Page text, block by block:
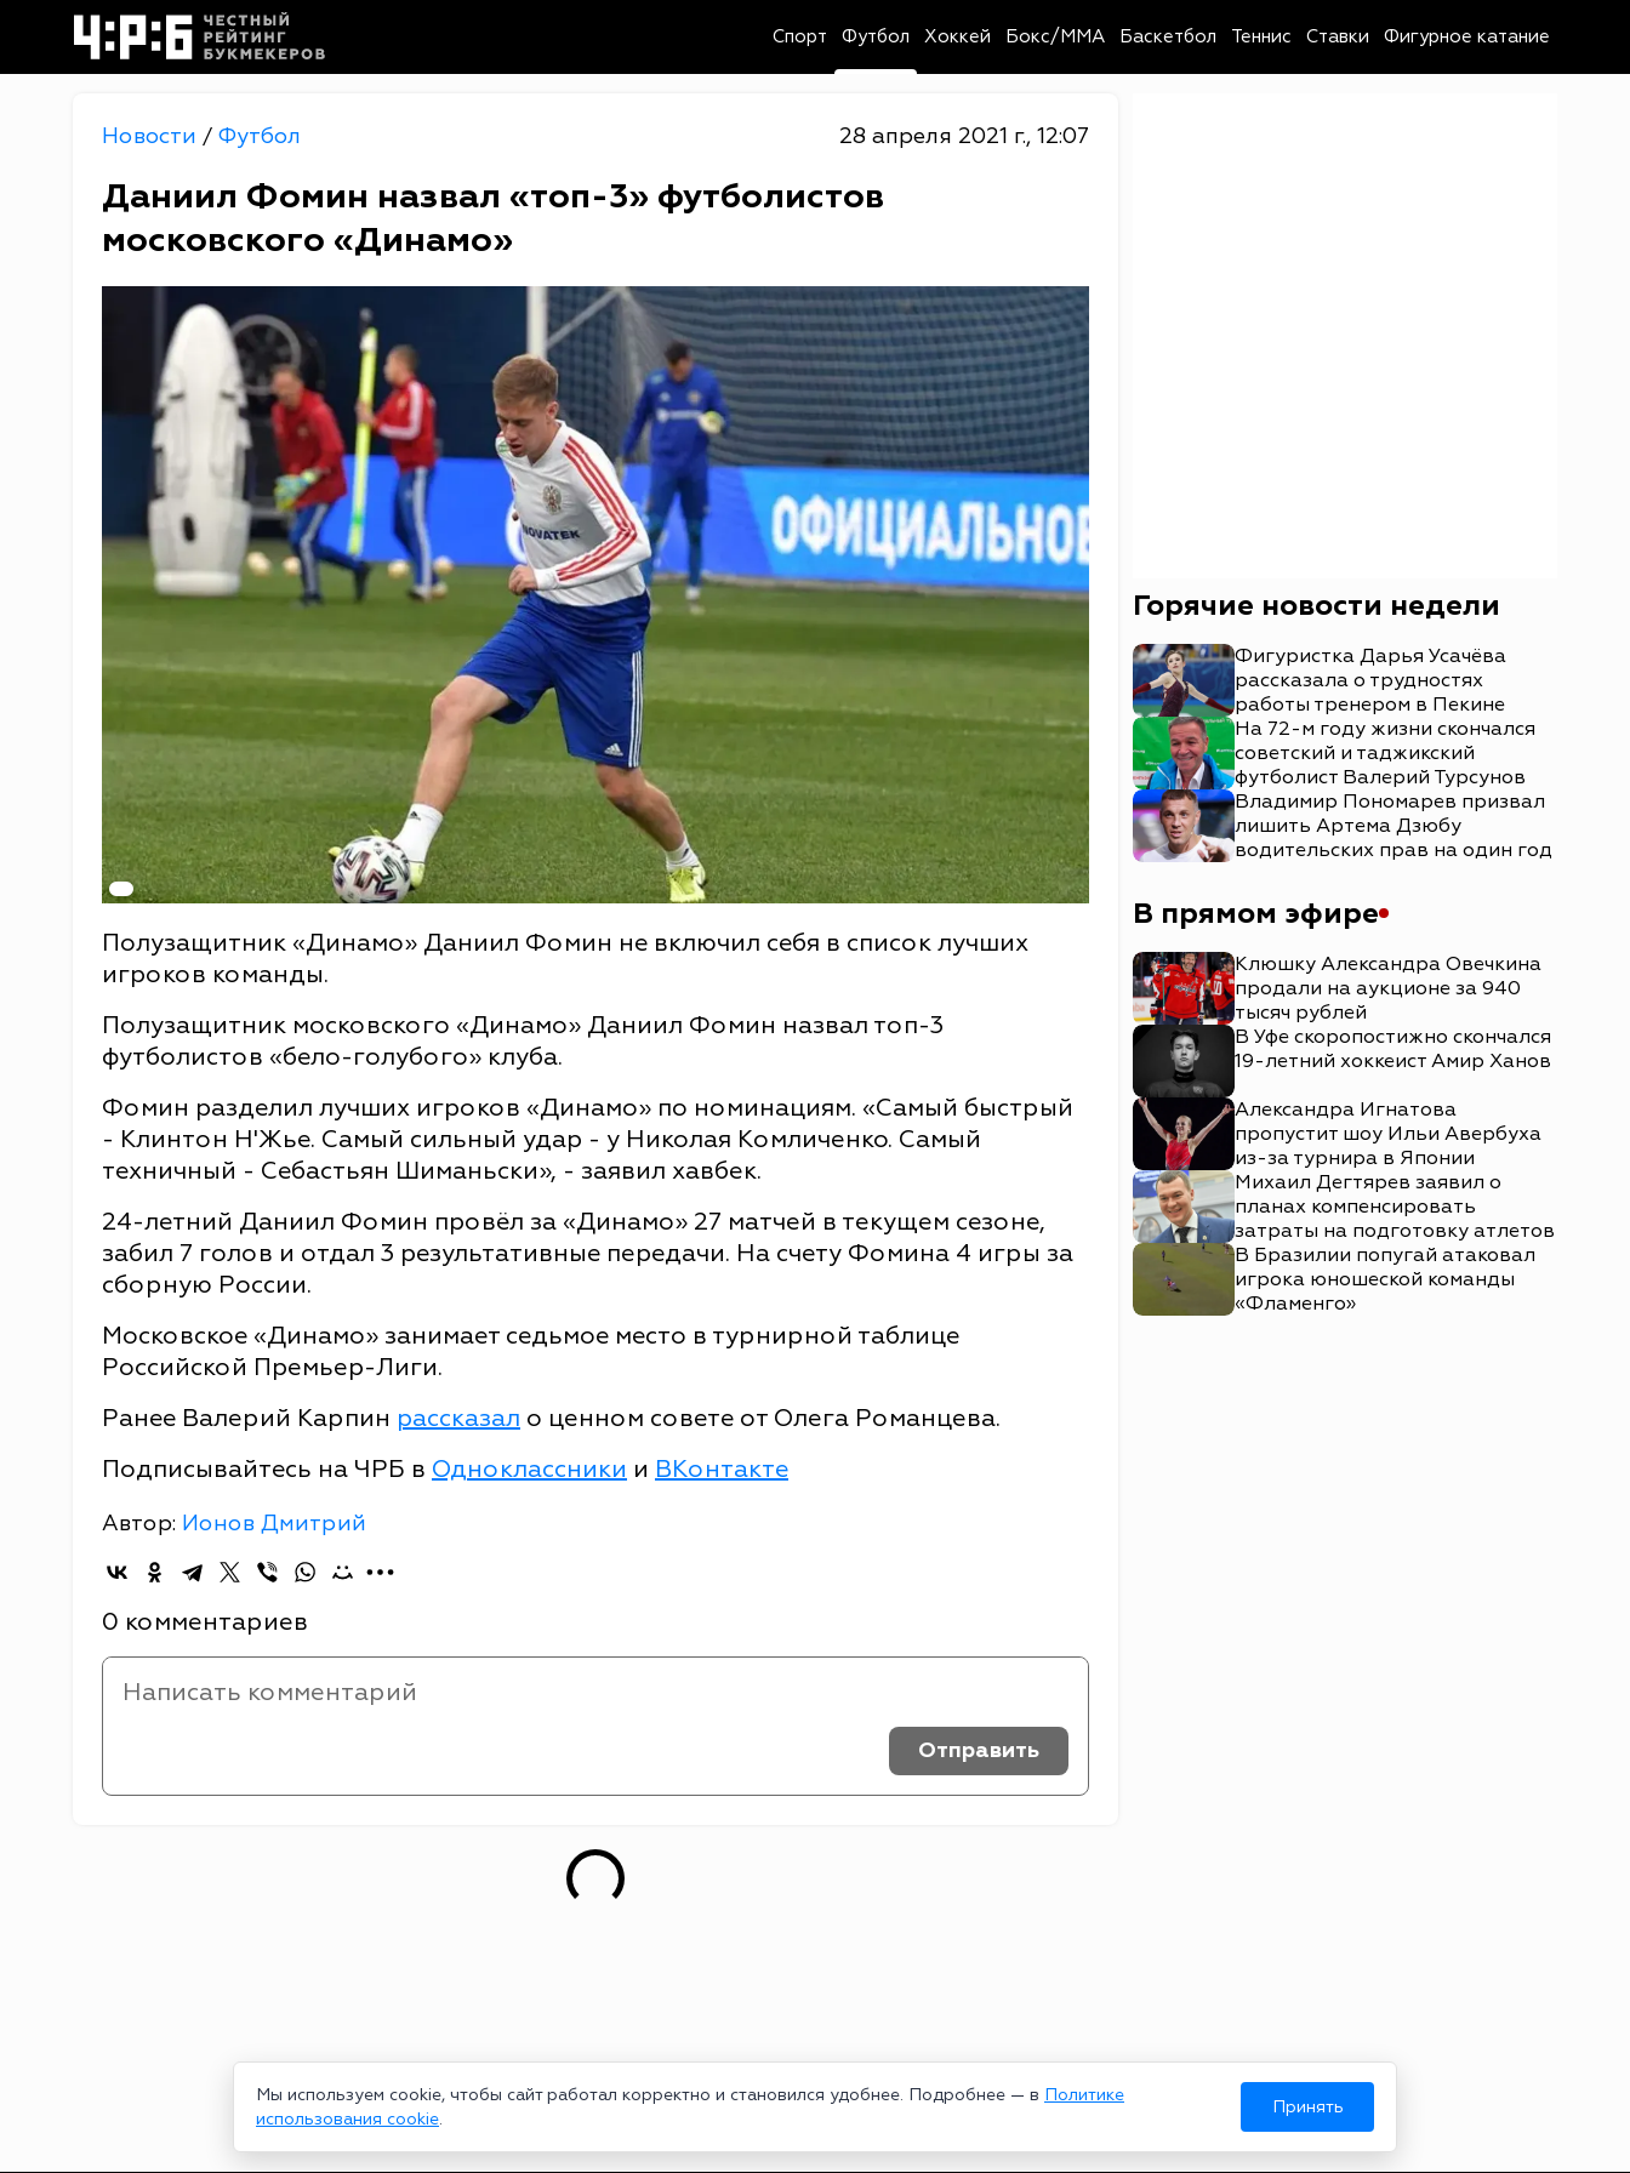
Мы используем cookie, чтобы сайт работал корректно и становился удобнее. Подробнее — в Политике
использования cookie.
Принять
Спорт Футбол Хоккей Бокс/MMA Баскетбол Теннис Ставки Фигурное катание
Новости / Футбол 28 апреля 2021 г., 12:07
Даниил Фомин назвал «топ-3» футболистов
московского «Динамо»
Полузащитник «Динамо» Даниил Фомин не включил себя в список лучших
игроков команды.
Полузащитник московского «Динамо» Даниил Фомин назвал топ-3
футболистов «бело-голубого» клуба.
Фомин разделил лучших игроков «Динамо» по номинациям. «Самый быстрый
- Клинтон Н'Жье. Самый сильный удар - у Николая Комличенко. Самый
техничный - Себастьян Шиманьски», - заявил хавбек.
24-летний Даниил Фомин провёл за «Динамо» 27 матчей в текущем сезоне,
забил 7 голов и отдал 3 результативные передачи. На счету Фомина 4 игры за
сборную России.
Московское «Динамо» занимает седьмое место в турнирной таблице
Российской Премьер-Лиги.
Ранее Валерий Карпин рассказал о ценном совете от Олега Романцева.
Подписывайтесь на ЧРБ в Одноклассники и ВКонтакте
Автор: Ионов Дмитрий
0 комментариев
Отправить
Горячие новости недели
Фигуристка Дарья Усачёва
рассказала о трудностях
работы тренером в Пекине
На 72-м году жизни скончался
советский и таджикский
футболист Валерий Турсунов
Владимир Пономарев призвал
лишить Артема Дзюбу
водительских прав на один год
В прямом эфире
Клюшку Александра Овечкина
продали на аукционе за 940
тысяч рублей
В Уфе скоропостижно скончался
19-летний хоккеист Амир Ханов
Александра Игнатова
пропустит шоу Ильи Авербуха
из-за турнира в Японии
Михаил Дегтярев заявил о
планах компенсировать
затраты на подготовку атлетов
В Бразилии попугай атаковал
игрока юношеской команды
«Фламенго»